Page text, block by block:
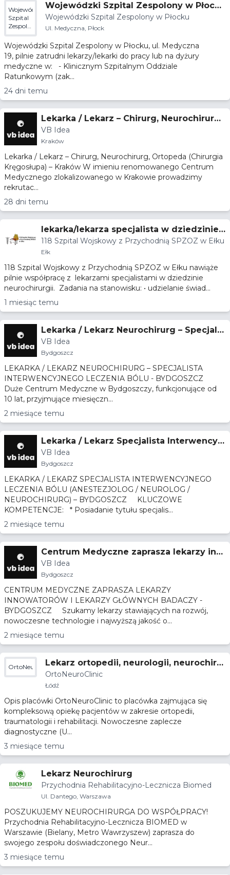
Wojewódzki
Szpital
Zespolony
w
Płocku
Wojewódzki Szpital Zespolony w Płocku
zatrudni lekarzy/lekarki
Wojewódzki Szpital Zespolony w Płocku
Ul. Medyczna, Płock
Wojewódzki Szpital Zespolony w Płocku, ul. Medyczna
19, pilnie zatrudni lekarzy/lekarki do pracy lub na dyżury
medyczne w: - Klinicznym Szpitalnym Oddziale
Ratunkowym (zak...
24 dni temu
Lekarka / Lekarz – Chirurg, Neurochirurg,
Ortopeda (Chirurgia Kręgosłupa) – Krakó
w
VB Idea
Kraków
Lekarka / Lekarz – Chirurg, Neurochirurg, Ortopeda (Chirurgia
Kręgosłupa) – Kraków W imieniu renomowanego Centrum
Medycznego zlokalizowanego w Krakowie prowadzimy
rekrutac...
28 dni temu
lekarka/lekarza specjalista w dziedzinie
neurochirurgii.
118 Szpital Wojskowy z Przychodnią SPZOZ w Ełku
Ełk
118 Szpital Wojskowy z Przychodnią SPZOZ w Ełku nawiąże
pilnie współpracę z lekarzami specjalistami w dziedzinie
neurochirurgii. Zadania na stanowisku: • udzielanie świad...
1 miesiąc temu
Lekarka / Lekarz Neurochirurg – Specjalis
ta Interwencyjnego Leczenia Bólu - Bydg
oszcz
VB Idea
Bydgoszcz
LEKARKA / LEKARZ NEUROCHIRURG – SPECJALISTA
INTERWENCYJNEGO LECZENIA BÓLU - BYDGOSZCZ
Duże Centrum Medyczne w Bydgoszczy, funkcjonujące od
10 lat, przyjmujące miesięczn...
2 miesiące temu
Lekarka / Lekarz Specjalista Interwencyjn
ego Leczenia Bólu (Anestezjolog / Neurol
og / Neurochirurg) – Bydgoszcz
VB Idea
Bydgoszcz
LEKARKA / LEKARZ SPECJALISTA INTERWENCYJNEGO
LECZENIA BÓLU (ANESTEZJOLOG / NEUROLOG /
NEUROCHIRURG) – BYDGOSZCZ KLUCZOWE
KOMPETENCJE: * Posiadanie tytułu specjalis...
2 miesiące temu
Centrum Medyczne zaprasza lekarzy inn
owatorów i lekarzy głównych badaczy -
Bydgoszcz
VB Idea
Bydgoszcz
CENTRUM MEDYCZNE ZAPRASZA LEKARZY
INNOWATORÓW I LEKARZY GŁÓWNYCH BADACZY -
BYDGOSZCZ Szukamy lekarzy stawiających na rozwój,
nowoczesne technologie i najwyższą jakość o...
2 miesiące temu
OrtoNeuroClinicLekarz ortopedii, neurologii, neurochirur
gii, oraz reumatologii
OrtoNeuroClinic
Łódź
Opis placówki OrtoNeuroClinic to placówka zajmująca się
kompleksową opiekę pacjentów w zakresie ortopedii,
traumatologii i rehabilitacji. Nowoczesne zaplecze
diagnostyczne (U...
3 miesiące temu
Lekarz Neurochirurg
Przychodnia Rehabilitacyjno-Lecznicza Biomed
Ul. Dantego, Warszawa
POSZUKUJEMY NEUROCHIRURGA DO WSPÓŁPRACY!
Przychodnia Rehabilitacyjno-Lecznicza BIOMED w
Warszawie (Bielany, Metro Wawrzyszew) zaprasza do
swojego zespołu doświadczonego Neur...
3 miesiące temu